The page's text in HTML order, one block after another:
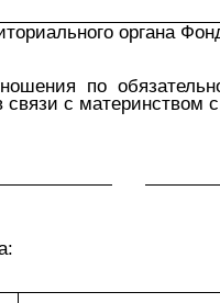
органа
по
связи с